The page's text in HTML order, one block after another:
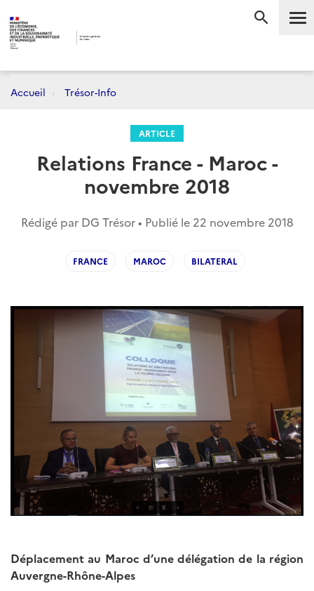
Accueil Trésor-Info
ARTICLE
Relations France - Maroc -
novembre 2018
Rédigé par DG Trésor • Publié le 22 novembre 2018
FRANCE MAROC BILATERAL
Déplacement au Maroc d’une délégation de la région
Auvergne-Rhône-Alpes